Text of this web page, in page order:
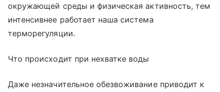
окружающей среды и физическая активность, тем
интенсивнее работает наша система
терморегуляции.
Что происходит при нехватке воды
Даже незначительное обезвоживание приводит к